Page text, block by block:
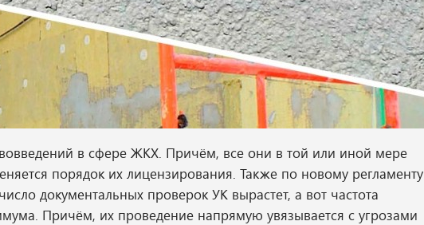
в сфере ЖКХ. Причём, все они в той или иной мере
порядок их лицензирования. Также по новому регламенту
документальных проверок УК вырастет, а вот частота
Причём, их проведение напрямую увязывается с угрозами